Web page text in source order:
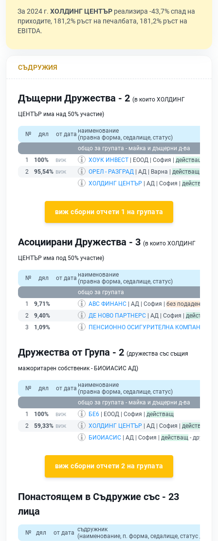
За 2024 г. ХОЛДИНГ ЦЕНТЪР реализира -43,7% спад на
приходите, 181,2% ръст на печалбата, 181,2% ръст на
EBITDA.
СЪДРУЖИЯ
Дъщерни Дружества - 2 (в които ХОЛДИНГ
ЦЕНТЪР има над 50% участие)
№ дял от дата наименование
(правна форма, седалище, статус)
общо за групата - майка и дъщерни д-ва
1
100% ХОУК ИНВЕСТ | ЕООД | София | действащ
2
95,54% ОРЕЛ - РАЗГРАД | АД | Варна | действащ
ХОЛДИНГ ЦЕНТЪР | АД | София | действащ
виж сборни отчети 1 на групата
Асоциирани Дружества - 3 (в които ХОЛДИНГ
ЦЕНТЪР има под 50% участие)
№ дял от дата наименование
(правна форма, седалище, статус)
общо за групата
1
9,71% АВС ФИНАНС | АД | София | без подаден
2
9,40% ДЕ НОВО ПАРТНЕРС | АД | София | действащ
3
1,09% ПЕНСИОННО ОСИГУРИТЕЛНА КОМПАНИЯ
Дружества от Група - 2 (дружества със същия
мажоритарен собственик - БИОИАСИС АД)
№ дял от дата наименование
(правна форма, седалище, статус)
общо за групата - майка и дъщерни д-ва
1
100% БЕ6 | ЕООД | София | действащ
2
59,33% ХОЛДИНГ ЦЕНТЪР | АД | София | действащ
БИОИАСИС | АД | София | действащ -
виж сборни отчети 2 на групата
Понастоящем в Съдружие със - 23
лица
№ дял от дата съдружник
(наименование, п. форма, седалище, статус /